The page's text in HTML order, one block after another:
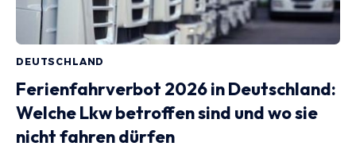
DEUTSCHLAND
Ferienfahrverbot 2026 in Deutschland:
Welche Lkw betroffen sind und wo sie
nicht fahren dürfen